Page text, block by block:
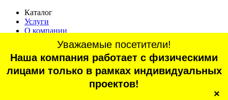
Каталог
Услуги
О компании
Статьи
Контакты
Отзывы
г. Санкт-Петербург, проспект Обуховской Обороны, 70, корп.
Уважаемые посетители!
Наша компания работает с физическими
лицами только в рамках индивидуальных
проектов!
×